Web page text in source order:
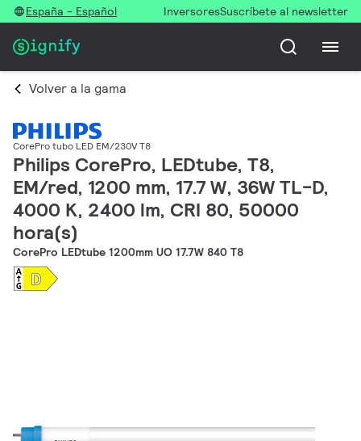
España - Español InversoresSuscríbete al newsletter
Volver a la gama
CorePro tubo LED EM/230V T8
Philips CorePro, LEDtube, T8,
EM/red, 1200 mm, 17.7 W, 36W TL-D,
4000 K, 2400 lm, CRI 80, 50000
hora(s)
CorePro LEDtube 1200mm UO 17.7W 840 T8